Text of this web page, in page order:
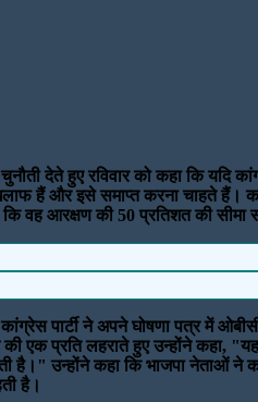
देते हुए रविवार को कहा कि
हैं और इसे समाप्त करना चाहते हैं।
वह आरक्षण की 50 प्रतिशत की सीमा
पार्टी ने अपने घोषणा पत्र में
एक प्रति लहराते हुए उन्होंने कहा,
है।" उन्होंने कहा कि भाजपा नेताओं ने
है।